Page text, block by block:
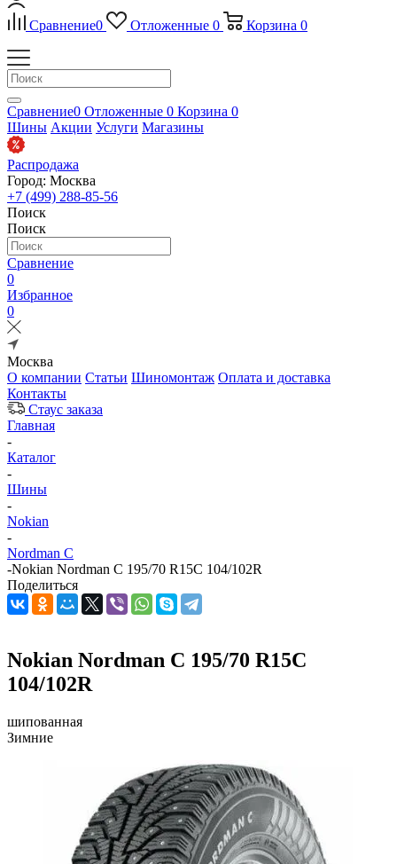
Сравнение0 Отложенные 0 Корзина 0
Сравнение0 Отложенные 0 Корзина 0
Шины Акции Услуги Магазины
Распродажа
Город: Москва
+7 (499) 288-85-56
Поиск
Поиск
Сравнение
0
Избранное
0
Москва
О компании Статьи Шиномонтаж Оплата и доставка
Контакты
Стаус заказа
Главная
-
Каталог
-
Шины
-
Nokian
-
Nordman C
-Nokian Nordman C 195/70 R15C 104/102R
Поделиться
Nokian Nordman C 195/70 R15C
104/102R
шипованная
Зимние